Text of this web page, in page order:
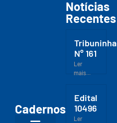
Cadernos
Notícias
Recentes
Tribuninha
N° 161
Ler
mais...
Edital
10496
Ler